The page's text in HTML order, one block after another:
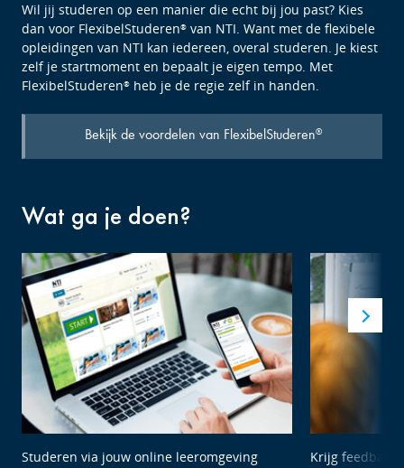
Wil jij studeren op een manier die echt bij jou past? Kies
dan voor FlexibelStuderen® van NTI. Want met de flexibele
opleidingen van NTI kan iedereen, overal studeren. Je kiest
zelf je startmoment en bepaalt je eigen tempo. Met
FlexibelStuderen® heb je de regie zelf in handen.
Bekijk de voordelen van FlexibelStuderen®
Wat ga je doen?
Studeren via jouw online leeromgeving Krijg feedback